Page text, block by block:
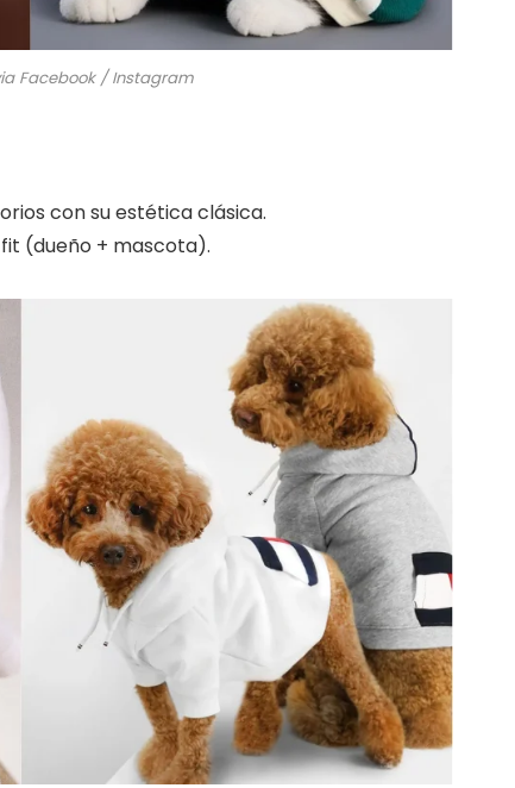
Facebook / Instagram
con su estética clásica.
(dueño + mascota).